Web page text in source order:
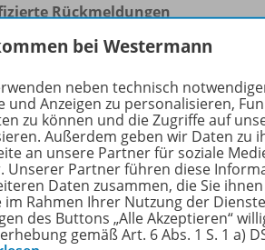
Rückmeldungen
der Schule oder zu Hause ? Ihre
qualifizierte Rückmeldungen und
abwechslungsreiche
Übungenwerden in der
ist dafür nicht erforderlich. Sie
mit Ihren Schülerinnen und
Schulbuch heraus aufrufen.
bei Westermann
neben technisch
und Anzeigen zu personalisieren,
zu können und die Zugriffe auf
Außerdem geben wir Daten zu
an unsere Partner für soziale
Unserer Partner führen diese
Daten zusammen, die Sie
im Rahmen Ihrer Nutzung der
des Buttons „Alle Akzeptieren“
gemäß Art. 6 Abs. 1 S. 1 a)